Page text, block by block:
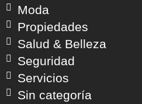
Moda
Propiedades
Salud & Belleza
Seguridad
Servicios
Sin categoría